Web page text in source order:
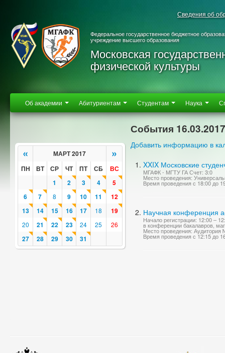
Сведения об
Федеральное государственное бюджетное
учреждение высшего образования
Московская
физической культуры
Об академии Абитуриентам Студентам Наука
« МАРТ 2017 »
ПН ВТ СР ЧТ ПТ СБ
ВС
1
2 3 4
5
6
7 8 9 10 11
12
13
14 15 16 17 18 19
20 21 22 23 24 25 26
27 28 29 30 31
События 16.03.2017
Добавить информацию в
XXIX Московские
МГАФК - МГТУ ГА Счет: 3:0
Место проведения:
Время проведения с 18:00 до
Научная конференция
Начало регистрации: 12:00 –
в конференции бакалавров,
Место проведения:
Время проведения с 12:15 до